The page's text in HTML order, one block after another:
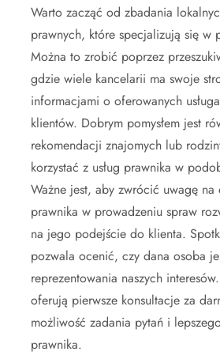
Warto zacząć od zbadania
prawnych, które specjalizują się w
Można to zrobić poprzez
gdzie wiele kancelarii ma swoje
informacjami o oferowanych
klientów. Dobrym pomysłem jest
rekomendacji znajomych lub
korzystać z usług prawnika w
Ważne jest, aby zwrócić uwagę na
prawnika w prowadzeniu spraw
na jego podejście do klienta.
pozwala ocenić, czy dana osoba
reprezentowania naszych
oferują pierwsze konsultacje za
możliwość zadania pytań i
prawnika.